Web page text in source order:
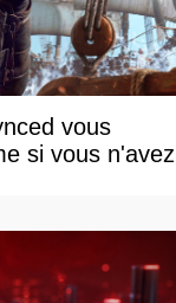
vous
si vous n'avez